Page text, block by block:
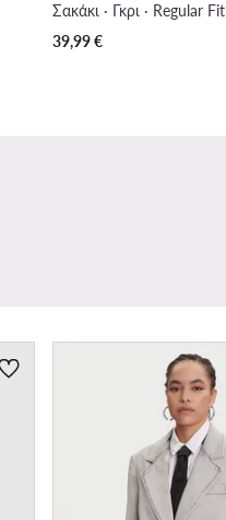
Σακάκι · Γκρι · Regular Fit
39,99€